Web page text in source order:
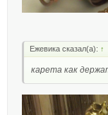
Ежевика сказал(а): ↑
карета как